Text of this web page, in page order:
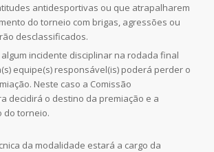
antidesportivas ou que atrapalharem
do torneio com brigas, agressões ou
desclassificados.
incidente disciplinar na rodada final
equipe(s) responsável(is) poderá perder o
Neste caso a Comissão
decidirá o destino da premiação e a
do torneio.
da modalidade estará a cargo da